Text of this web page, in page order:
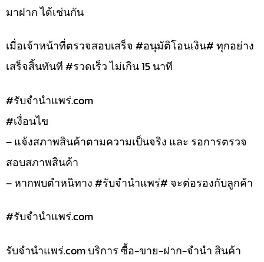
มาฝาก ได้เช่นกัน
เมื่อเจ้าหน้าที่ตรวจสอบเสร็จ #อนุมัติโอนเงิน# ทุกอย่าง
เสร็จสิ้นทันที #รวดเร็ว ไม่เกิน 15 นาที
#รับจํานําแพร่.com
#เงื่อนไข
– แจ้งสภาพสินค้าตามความเป็นจริง และ รอการตรวจ
สอบสภาพสินค้า
– หากพบตำหนิทาง #รับจำนำแพร่# จะต่อรองกับลูกค้า
#รับจํานําแพร่.com
รับจํานําแพร่.com บริการ ซื้อ-ขาย-ฝาก-จำนำ สินค้า